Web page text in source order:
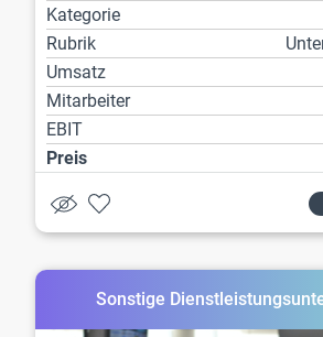
Kategorie
Rubrik
Umsatz
Mitarbeiter
EBIT
Preis
Sonstige